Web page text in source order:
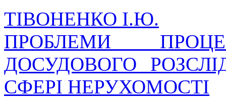
ТІВОНЕНКО І.Ю.
ПРОБЛЕМИ
ДОСУДОВОГО
СФЕРІ НЕРУХОМОСТІ